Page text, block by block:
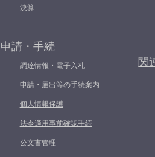
決算
申請・手続
調達情報・電子入札
申請・届出等の手続案内
個人情報保護
法令適用事前確認手続
公文書管理
関